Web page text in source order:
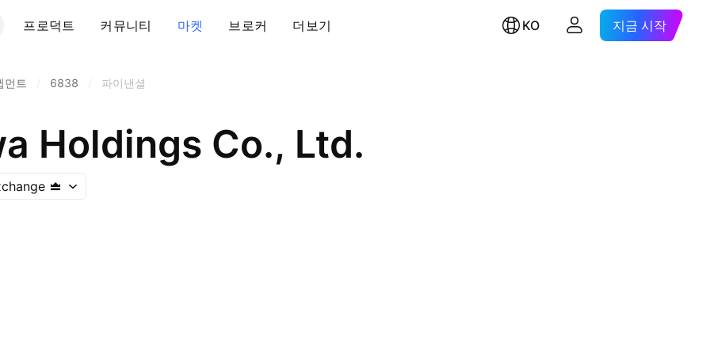
프로덕트 커뮤니티 마켓 브로커 더보기 KO 지금 시작
먼트 6838 파이낸셜
Holdings Co., Ltd.